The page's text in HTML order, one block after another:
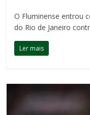
O Fluminense entrou
do Rio de Janeiro
Ler mais